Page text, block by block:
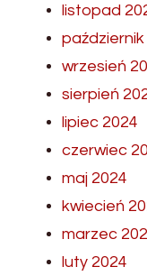
listopad
październik
wrzesień
sierpień
lipiec 2024
czerwiec
maj 2024
kwiecień
marzec
luty 2024